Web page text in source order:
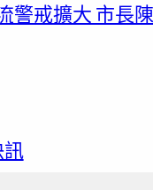
警戒擴大 市長